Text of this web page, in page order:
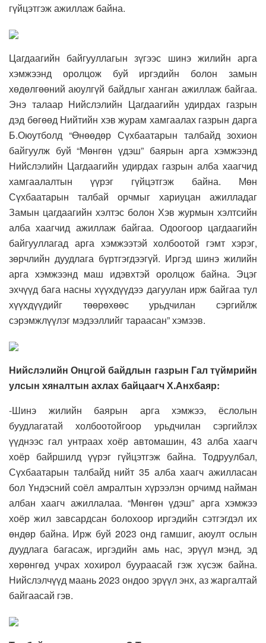
гүйцэтгэж ажиллаж байна.
Цагдаагийн байгууллагын зүгээс шинэ жилийн арга
хэмжээнд оролцож буй иргэдийн болон замын
хөдөлгөөний аюулгүй байдлыг ханган ажиллаж байгаа.
Энэ талаар Нийслэлийн Цагдаагийн удирдах газрын
дэд бөгөөд Нийтийн хэв журам хамгаалах газрын дарга
Б.Оюутболд “Өнөөдөр Сүхбаатарын талбайд зохион
байгуулж буй “Мөнгөн үдэш” баярын арга хэмжээнд
Нийслэлийн Цагдаагийн удирдах газрын алба хаагчид
хамгаалалтын үүрэг гүйцэтгэж байна. Мөн
Сүхбаатарын талбай орчмыг хариуцан ажилладаг
Замын цагдаагийн хэлтэс болон Хэв журмын хэлтсийн
алба хаагчид ажиллаж байгаа. Одоогоор цагдаагийн
байгууллагад арга хэмжээтэй холбоотой гэмт хэрэг,
зөрчлийн дуудлага бүртгэгдээгүй. Иргэд шинэ жилийн
арга хэмжээнд маш идэвхтэй оролцож байна. Эцэг
эхчүүд бага насны хүүхдүүдээ дагуулан ирж байгаа тул
хүүхдүүдийг төөрөхөөс урьдчилан сэргийлж
сэрэмжлүүлэг мэдээллийг тараасан” хэмээв.
Нийслэлийн Онцгой байдлын газрын Гал түймрийн
улсын хяналтын ахлах байцаагч Х.Анхбаяр:
-Шинэ жилийн баярын арга хэмжээ, ёслолын
буудлагатай холбоотойгоор урьдчилан сэргийлэх
үүднээс гал унтраах хоёр автомашин, 43 алба хаагч
хоёр байршилд үүрэг гүйцэтгэж байна. Тодруулбал,
Сүхбаатарын талбайд нийт 35 алба хаагч ажилласан
бол Үндэсний соёл амралтын хүрээлэн орчимд найман
албан хаагч ажиллалаа. “Мөнгөн үдэш” арга хэмжээ
хоёр жил завсардсан болохоор иргэдийн сэтгэгдэл их
өндөр байна. Ирж буй 2023 онд гамшиг, аюулт ослын
дуудлага багасаж, иргэдийн амь нас, эрүүл мэнд, эд
хөрөнгөд учрах хохирол буураасай гэж хүсэж байна.
Нийслэлчүүд маань 2023 ондоо эрүүл энх, аз жаргалтай
байгаасай гэв.